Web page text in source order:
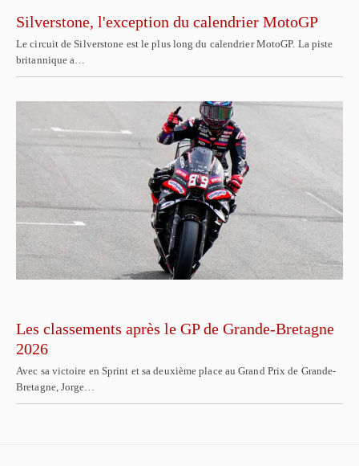
Silverstone, l'exception du calendrier MotoGP
Le circuit de Silverstone est le plus long du calendrier MotoGP. La piste
britannique a…
Les classements après le GP de Grande-Bretagne
2026
Avec sa victoire en Sprint et sa deuxième place au Grand Prix de Grande-
Bretagne, Jorge…